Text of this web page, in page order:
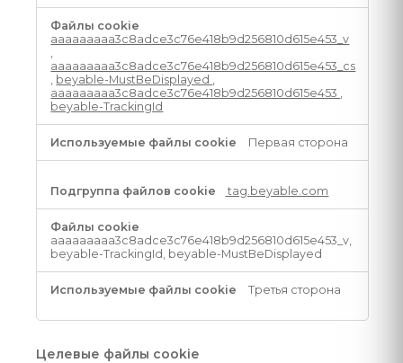
aaaaaaaaa3c8adce3c76e418b9d256810d615e453_v
aaaaaaaaa3c8adce3c76e418b9d256810d615e453_cs
beyable-MustBeDisplayed
aaaaaaaaa3c8adce3c76e418b9d256810d615e453
beyable-TrackingId
Первая сторона
tag.beyable.com
aaaaaaaaa3c8adce3c76e418b9d256810d615e453_v,
beyable-TrackingId, beyable-MustBeDisplayed
Третья сторона
Целевые файлы cookie